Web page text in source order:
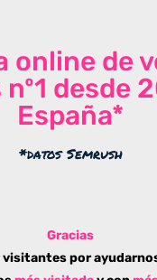
online de
desde
España*
*datos Semrush
Gracias
por